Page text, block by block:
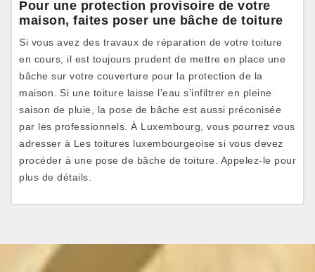
Pour une protection provisoire de votre
maison, faites poser une bâche de toiture
Si vous avez des travaux de réparation de votre toiture
en cours, il est toujours prudent de mettre en place une
bâche sur votre couverture pour la protection de la
maison. Si une toiture laisse l’eau s’infiltrer en pleine
saison de pluie, la pose de bâche est aussi préconisée
par les professionnels. À Luxembourg, vous pourrez vous
adresser à Les toitures luxembourgeoise si vous devez
procéder à une pose de bâche de toiture. Appelez-le pour
plus de détails.